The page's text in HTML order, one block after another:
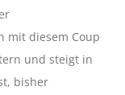
mit diesem Coup
und steigt in
bisher